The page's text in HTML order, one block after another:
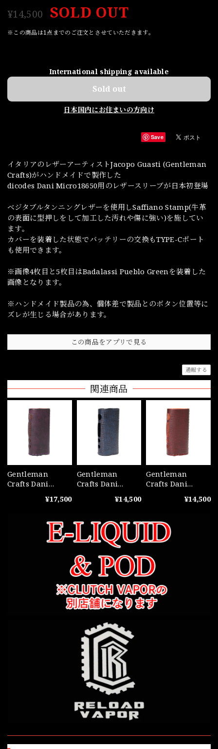
¥14,500 SOLD OUT
※この商品は1点までのご注文とさせていただきます。
International shipping available
Sold out
日本国内にお住まいの方向け
Save
イタリアのレザーアーティストJacopo Guasti (Gentleman
Crafts)がハンドメイドで製作した
dicodes Dani Micro18650用のレザースリーブが日本初登場
ベジタブルタンニングレザーを使用しSaffiano Stamp(牛革
の表面に型押しをして加工した汚れや傷に強い)を施してい
ます。
カバーを装着した状態でバッテリーの交換もTYPE-Cポート
も使用できます。
※画像4枚目と5枚目はBadalassi Pueblo Greenを装着した
画像となります。
※ハンドメイド製品の為、個体差で製品とのボタン位置等に
ズレが生じる場合があります。
この商品をアプリで見る
通報する
関連商品
Gentleman
Crafts Dani
Leather Cover¥17,500
Gentleman
Crafts Dani
Leather Cover
Blue
¥14,500
Gentleman
Crafts Dani
Leather Cover
Red
¥14,500